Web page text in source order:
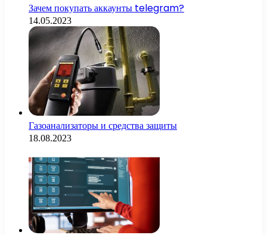
Зачем покупать аккаунты telegram?
14.05.2023
Газоанализаторы и средства защиты
18.08.2023